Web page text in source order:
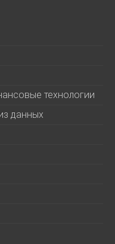
технологии
данных